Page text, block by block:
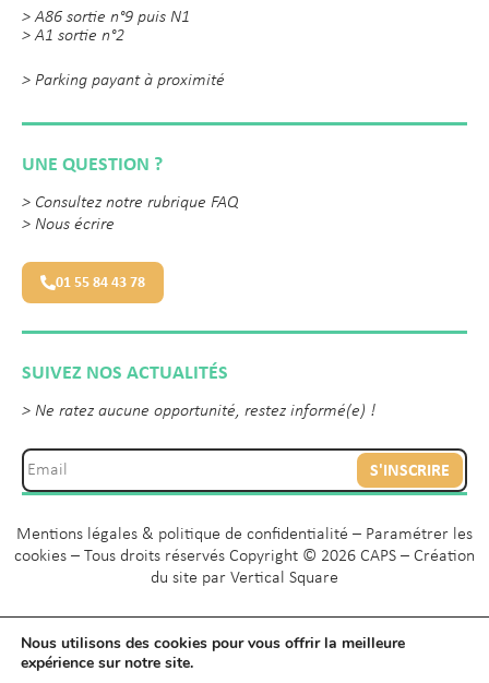
> A86 sortie n°9 puis N1
> A1 sortie n°2
> Parking payant à proximité
UNE QUESTION ?
> Consultez notre rubrique FAQ
> Nous écrire
01 55 84 43 78
SUIVEZ NOS ACTUALITÉS
> Ne ratez aucune opportunité, restez informé(e) !
S'INSCRIRE
Mentions légales & politique de confidentialité – Paramétrer les
cookies – Tous droits réservés Copyright © 2026 CAPS – Création
du site par Vertical Square
Nous utilisons des cookies pour vous offrir la meilleure
expérience sur notre site.